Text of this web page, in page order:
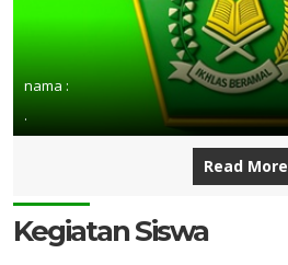
nama :
.
Read More
Kegiatan Siswa